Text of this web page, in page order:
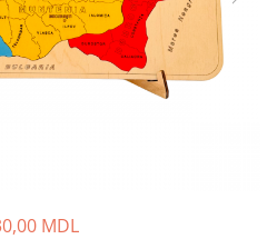
MDL